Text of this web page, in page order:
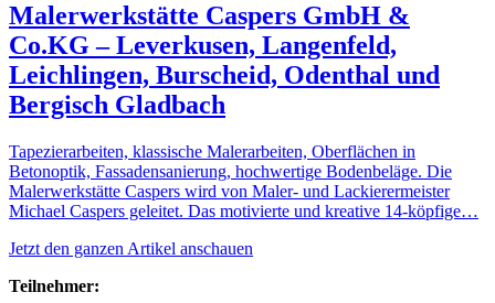
Malerwerkstätte Caspers GmbH &
Co.KG – Leverkusen, Langenfeld,
Leichlingen, Burscheid, Odenthal und
Bergisch Gladbach
Tapezierarbeiten, klassische Malerarbeiten, Oberflächen in
Betonoptik, Fassadensanierung, hochwertige Bodenbeläge. Die
Malerwerkstätte Caspers wird von Maler- und Lackierermeister
Michael Caspers geleitet. Das motivierte und kreative 14-köpfige…
Jetzt den ganzen Artikel anschauen
Teilnehmer: